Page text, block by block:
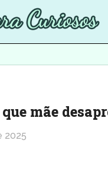
mãe
2025